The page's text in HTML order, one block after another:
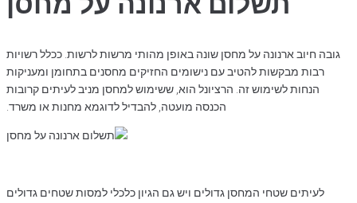
גובה חיוב ארנונה על מחסן שונה באופן מהותי מרשות לרשות. ככלל רשויות
רבות מבקשות להטיב עם נישומים החזיקים מחסנים בתחומן ומעניקות
הנחות לשימוש זה. הרציונל הוא, ששימוש למחסן מניב לעיתים קרובות
הכנסה מועטה, להבדיל לדוגמא מחנות או משרד.
לעיתים שטחי המחסן גדולים ויש גם הגיון כלכלי למסות שטחים גדולים